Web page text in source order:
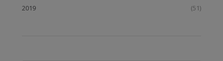
2019
(51)